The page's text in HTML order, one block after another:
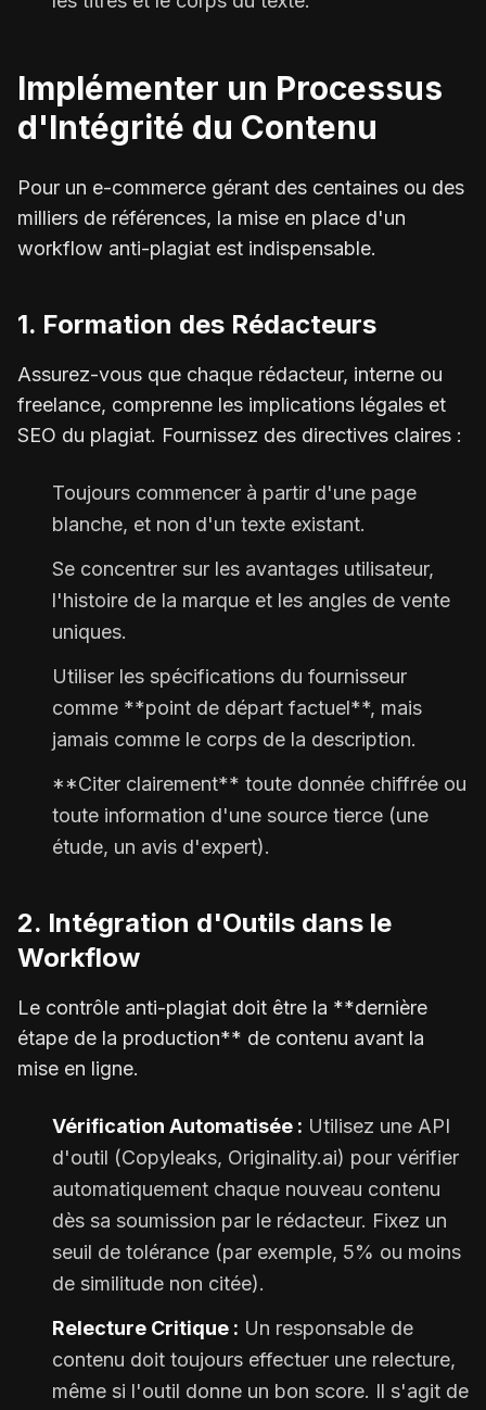
Implémenter un Processus
d'Intégrité du Contenu
Pour un e-commerce gérant des centaines ou des
milliers de références, la mise en place d'un
workflow anti-plagiat est indispensable.
1. Formation des Rédacteurs
Assurez-vous que chaque rédacteur, interne ou
freelance, comprenne les implications légales et
SEO du plagiat. Fournissez des directives claires :
Toujours commencer à partir d'une page
blanche, et non d'un texte existant.
Se concentrer sur les avantages utilisateur,
l'histoire de la marque et les angles de vente
uniques.
Utiliser les spécifications du fournisseur
comme **point de départ factuel**, mais
jamais comme le corps de la description.
**Citer clairement** toute donnée chiffrée ou
toute information d'une source tierce (une
étude, un avis d'expert).
2. Intégration d'Outils dans le
Workflow
Le contrôle anti-plagiat doit être la **dernière
étape de la production** de contenu avant la
mise en ligne.
Vérification Automatisée : Utilisez une API
d'outil (Copyleaks, Originality.ai) pour vérifier
automatiquement chaque nouveau contenu
dès sa soumission par le rédacteur. Fixez un
seuil de tolérance (par exemple, 5% ou moins
de similitude non citée).
Relecture Critique : Un responsable de
contenu doit toujours effectuer une relecture,
même si l'outil donne un bon score. Il s'agit de